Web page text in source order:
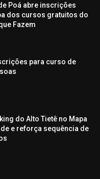
Poá abre inscrições
dos cursos gratuitos do
Fazem
para curso de
do Alto Tietê no Mapa
e reforça sequência de